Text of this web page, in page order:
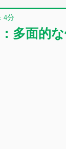
多面的
4分